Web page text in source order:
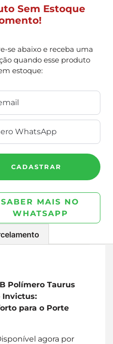
Sem Estoque
se abaixo e receba uma
quando esse produto
estoque:
CADASTRAR
SABER MAIS NO
WHATSAPP
Polímero Taurus
Invictus:
para o Porte
agora por